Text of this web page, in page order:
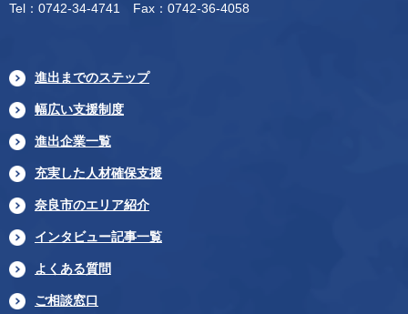
Tel：0742-34-4741 Fax：0742-36-4058
進出までのステップ
幅広い支援制度
進出企業一覧
充実した人材確保支援
奈良市のエリア紹介
インタビュー記事一覧
よくある質問
ご相談窓口